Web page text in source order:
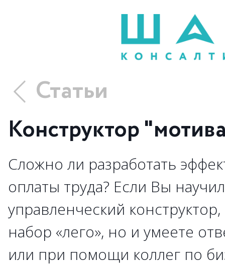
Статьи
Конструктор
Сложно ли разработать
оплаты труда? Если Вы
управленческий
набор «лего», но и умеете
или при помощи коллег по